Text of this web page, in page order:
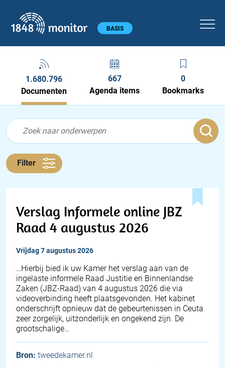
Hoofdmenu BASIS
1.680.796
Documenten
667
Agenda items
0
Bookmarks
Documenten feed
Feed
Filter
Verslag Informele online JBZ
Raad 4 augustus 2026
vrijdag 7 augustus 2026
… Hierbij bied ik uw Kamer het verslag aan van de
ingelaste informele Raad Justitie en Binnenlandse
Zaken (JBZ-Raad) van 4 augustus 2026 die via
videoverbinding heeft plaatsgevonden. Het kabinet
onderschrijft opnieuw dat de gebeurtenissen in Ceuta
zeer zorgelijk, uitzonderlijk en ongekend zijn. De
grootschalige…
Bron: tweedekamer.nl